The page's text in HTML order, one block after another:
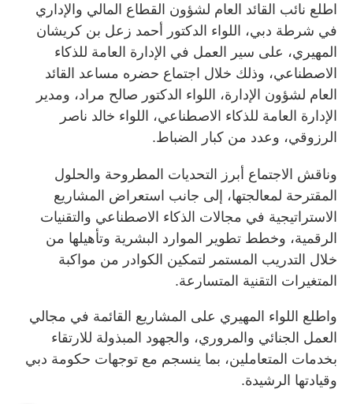
اطلع نائب القائد العام لشؤون القطاع المالي والإداري
في شرطة دبي، اللواء الدكتور أحمد زعل بن كريشان
المهيري، على سير العمل في الإدارة العامة للذكاء
الاصطناعي، وذلك خلال اجتماع حضره مساعد القائد
العام لشؤون الإدارة، اللواء الدكتور صالح مراد، ومدير
الإدارة العامة للذكاء الاصطناعي، اللواء خالد ناصر
الرزوقي، وعدد من كبار الضباط.
وناقش الاجتماع أبرز التحديات المطروحة والحلول
المقترحة لمعالجتها، إلى جانب استعراض المشاريع
الاستراتيجية في مجالات الذكاء الاصطناعي والتقنيات
الرقمية، وخطط تطوير الموارد البشرية وتأهيلها من
خلال التدريب المستمر لتمكين الكوادر من مواكبة
المتغيرات التقنية المتسارعة.
واطلع اللواء المهيري على المشاريع القائمة في مجالي
العمل الجنائي والمروري، والجهود المبذولة للارتقاء
بخدمات المتعاملين، بما ينسجم مع توجهات حكومة دبي
وقيادتها الرشيدة.